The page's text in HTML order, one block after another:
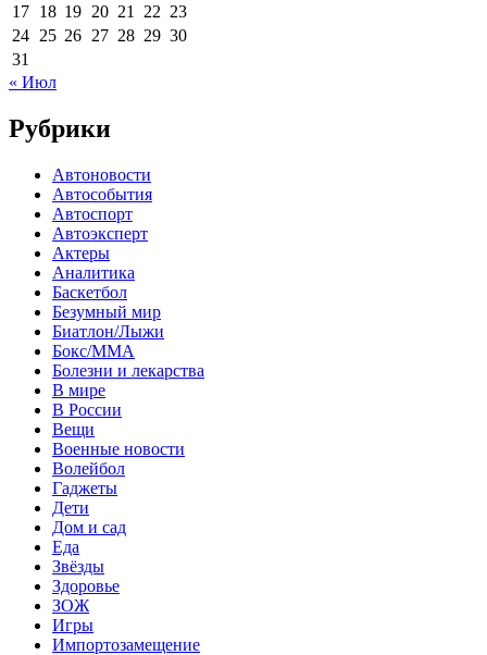
17 18 19 20 21 22 23
24 25 26 27 28 29 30
31
« Июл
Рубрики
Автоновости
Автособытия
Автоспорт
Автоэксперт
Актеры
Аналитика
Баскетбол
Безумный мир
Биатлон/Лыжи
Бокс/MMA
Болезни и лекарства
В мире
В России
Вещи
Военные новости
Волейбол
Гаджеты
Дети
Дом и сад
Еда
Звёзды
Здоровье
ЗОЖ
Игры
Импортозамещение